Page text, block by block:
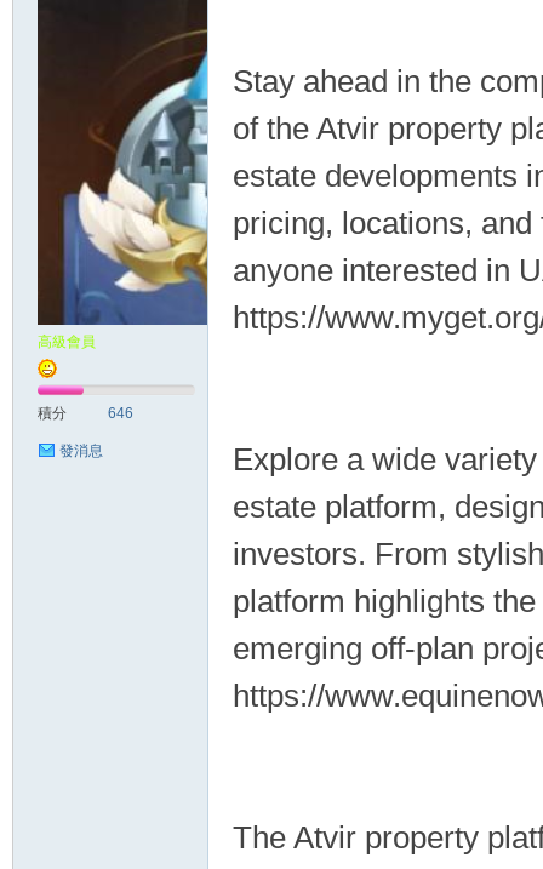
高級會員
積分 646
發消息
Stay ahead in the
of the Atvir property
estate developments
pricing, locations, and
anyone interested in
https://
Explore a wide
estate platform,
investors. From
platform highlights
emerging off-plan
https://
The Atvir property